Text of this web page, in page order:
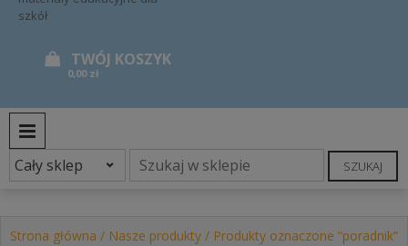
szkół
0,00 zł
SZUKAJ
Strona główna / Nasze produkty / Produkty oznaczone “poradnik”